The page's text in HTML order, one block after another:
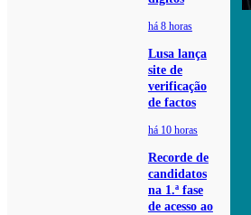
há 8 horas
Lusa lança
site de
verificação
de factos
há 10 horas
Recorde de
candidatos
na 1.ª fase
de acesso ao